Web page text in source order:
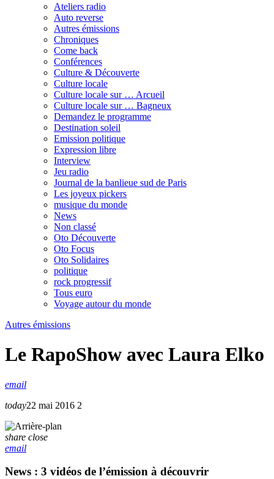
Ateliers radio
Auto reverse
Autres émissions
Chroniques
Come back
Conférences
Culture & Découverte
Culture locale
Culture locale sur … Arcueil
Culture locale sur … Bagneux
Demandez le programme
Destination soleil
Emission politique
Expression libre
Interview
Jeu radio
Journal de la banlieue sud de Paris
Les joyeux pickers
musique du monde
News
Non classé
Oto Découverte
Oto Focus
Oto Solidaires
politique
rock progressif
Tous euro
Voyage autour du monde
Autres émissions
Le RapoShow avec Laura Elko
email
today22 mai 2016 2
share close
email
News : 3 vidéos de l’émission à découvrir